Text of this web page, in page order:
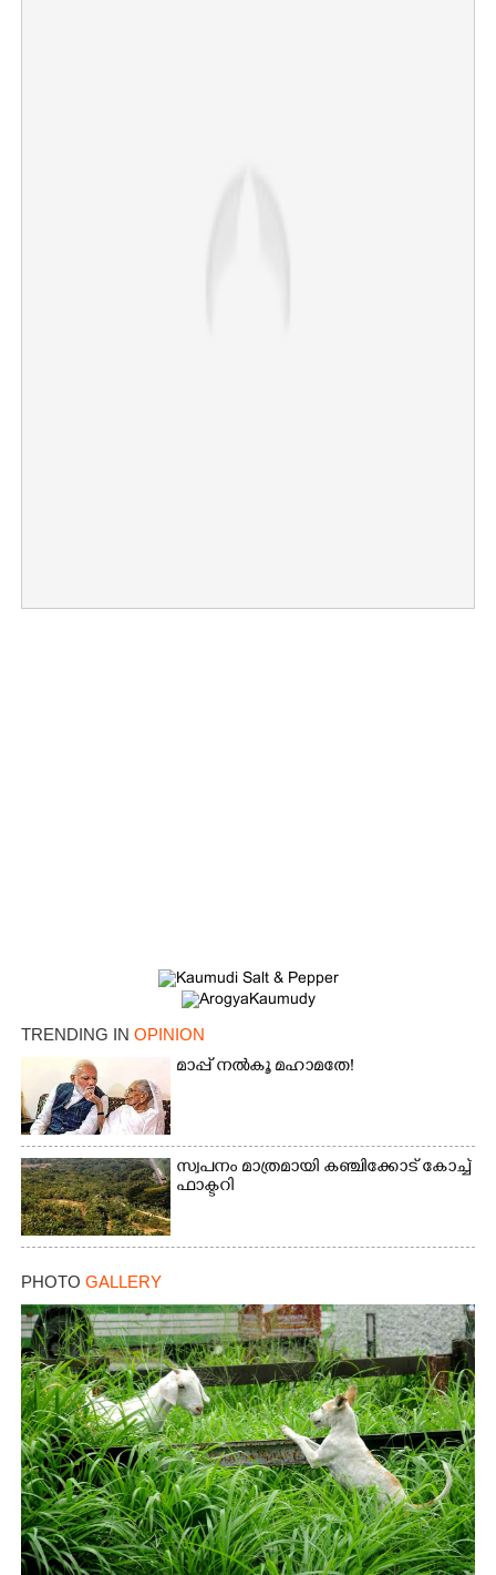
TRENDING IN OPINION
മാപ്പ് നൽകൂ മഹാമതേ!
സ്വപനം മാത്രമായി കഞ്ചിക്കോട് കോച്ച്
ഫാക്ടറി
PHOTO GALLERY